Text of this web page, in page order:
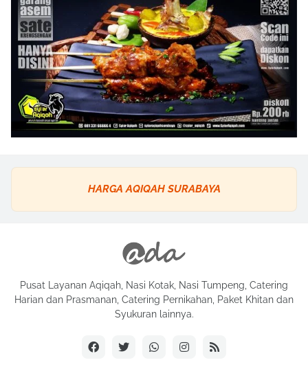
HARGA AQIQAH SURABAYA
Pusat Layanan Aqiqah, Nasi Kotak, Nasi Tumpeng, Catering
Harian dan Prasmanan, Catering Pernikahan, Paket Khitan dan
Syukuran lainnya.